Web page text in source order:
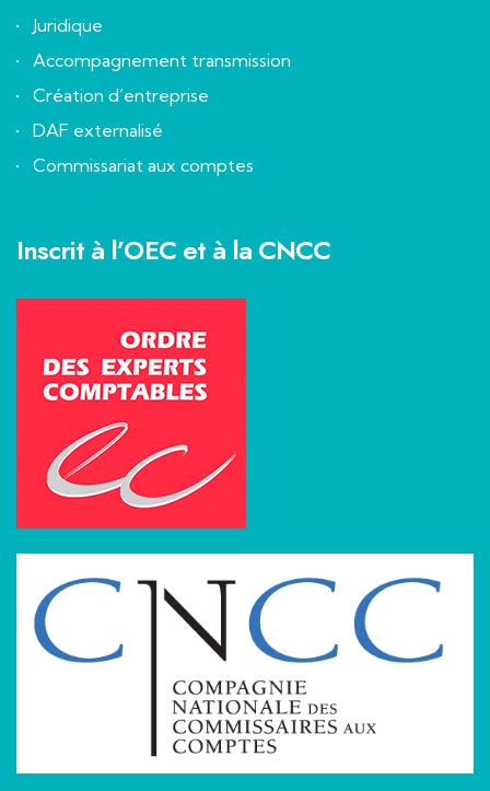
Juridique
Accompagnement transmission
Création d’entreprise
DAF externalisé
Commissariat aux comptes
Inscrit à l’OEC et à la CNCC